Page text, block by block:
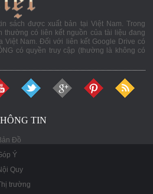
sách được xuất bản tại Việt Nam. Trong
thường có liên kết nguồn của tài liệu đang
Việt Nam. Đối với liên kết Google Drive có
có quyền truy cập (thường là không có
TIN
Đồ
Ý
Quy
trường